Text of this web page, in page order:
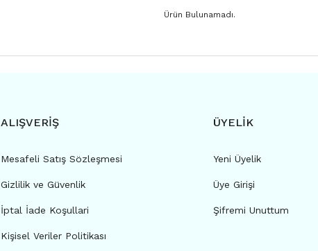
Ürün Bulunamadı.
ALIŞVERİŞ
Mesafeli Satış Sözleşmesi
Gizlilik ve Güvenlik
İptal İade Koşullari
Kişisel Veriler Politikası
ÜYELİK
Yeni Üyelik
Üye Girişi
Şifremi Unuttum